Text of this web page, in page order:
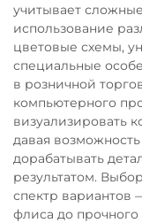
учитывает
использование
цветовые схемы,
специальные
в розничной
компьютерного
визуализировать
давая
дорабатывать
результатом.
спектр вариантов
флиса до